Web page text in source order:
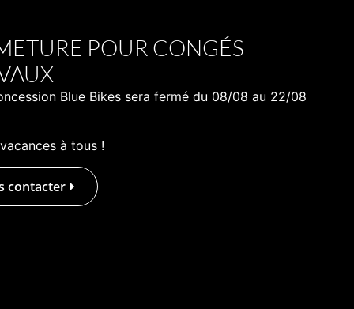
facile, une maniabilité incomparable et un design
éléctrique idéal pour vous accompagner au
POUR CONGÉS
Blue Bikes sera fermé du 08/08 au 22/08
à tous !
contacter